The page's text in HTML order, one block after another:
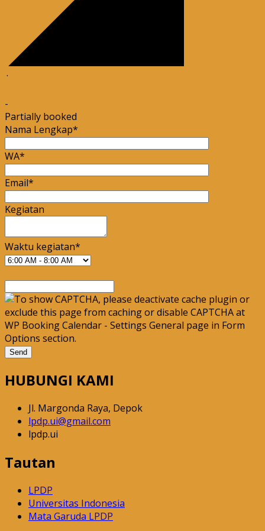
·
-
Partially booked
Nama Lengkap*
WA*
Email*
Kegiatan
Waktu kegiatan*
HUBUNGI KAMI
Jl. Margonda Raya, Depok
lpdp.ui@gmail.com
lpdp.ui
Tautan
LPDP
Universitas Indonesia
Mata Garuda LPDP